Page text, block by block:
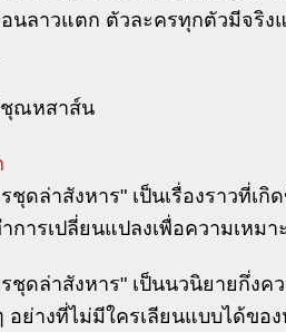
นลาวแตก ตัวละครทุกตัวมีจริง
ณหสาส์น
ชุดล่าสังหาร" เป็นเรื่องราวที่เ
ารเปลี่ยนแปลงเพื่อความเหมา
ชุดล่าสังหาร" เป็นนวนิยายกึ่ง
ย่างที่ไม่มีใครเลียนแบบได้ขอ